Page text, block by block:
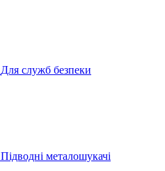
Для служб безпеки
Підводні металошукачі